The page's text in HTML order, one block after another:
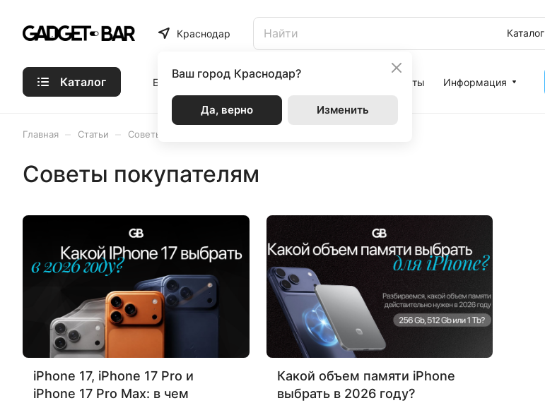
Краснодар
Ваш город Краснодар?
Да, верно Изменить
Каталог
Каталог Бренды Статьи Акции Контакты Информация
Главная Статьи Советы покупателям
Советы покупателям
iPhone 17, iPhone 17 Pro и
iPhone 17 Pro Max: в чем
Какой объем памяти iPhone
выбрать в 2026 году?